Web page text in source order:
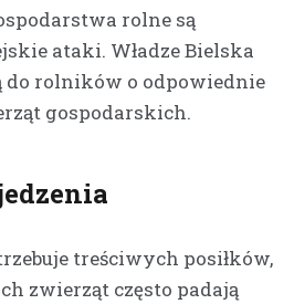
rolne są
ataki. Władze Bielska
do rolników o odpowiednie
gospodarskich.
treściwych posiłków,
zwierząt często padają